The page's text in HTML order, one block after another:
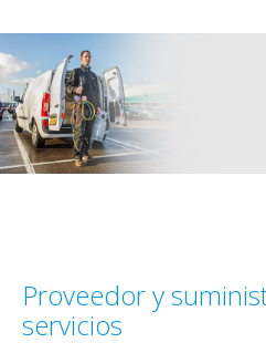
Proveedor y
servicios